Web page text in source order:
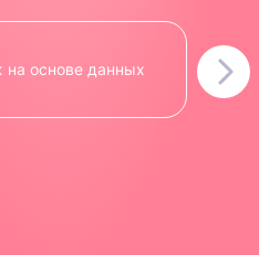
на основе данных